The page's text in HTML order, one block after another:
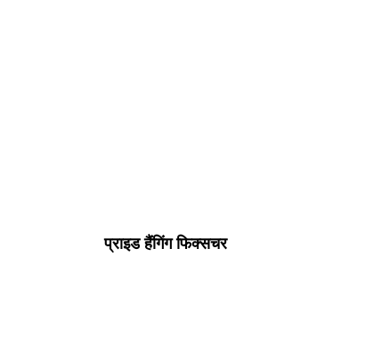
प्राइड हैंगिंग फिक्सचर